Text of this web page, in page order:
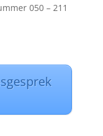
050 – 211